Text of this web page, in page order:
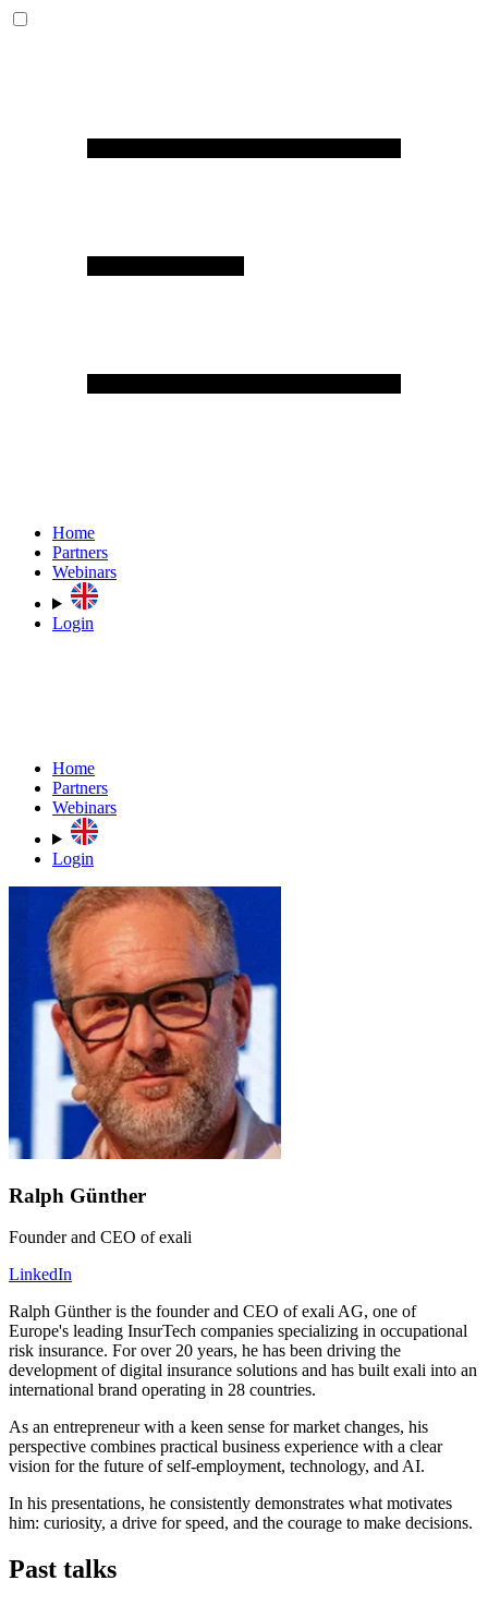
Home
Partners
Webinars
Login
Home
Partners
Webinars
Login
Ralph Günther
Founder and CEO of exali
LinkedIn
Ralph Günther is the founder and CEO of exali AG, one of
Europe's leading InsurTech companies specializing in occupational
risk insurance. For over 20 years, he has been driving the
development of digital insurance solutions and has built exali into an
international brand operating in 28 countries.
As an entrepreneur with a keen sense for market changes, his
perspective combines practical business experience with a clear
vision for the future of self-employment, technology, and AI.
In his presentations, he consistently demonstrates what motivates
him: curiosity, a drive for speed, and the courage to make decisions.
Past talks